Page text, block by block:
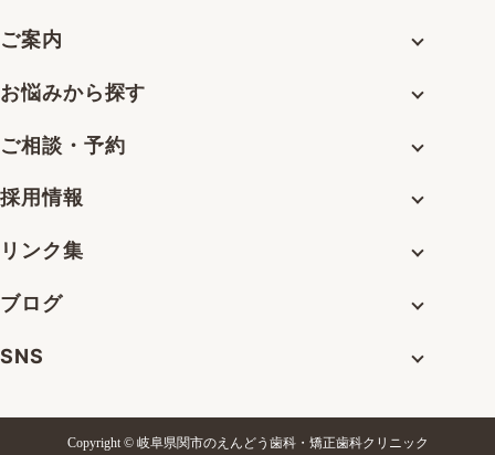
ご案内
お悩みから探す
ご相談・予約
採用情報
リンク集
ブログ
SNS
Copyright © 岐阜県関市のえんどう歯科・矯正歯科クリニック